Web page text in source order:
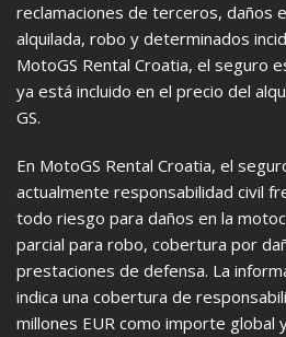
reclamaciones de terceros, daños
alquilada, robo y determinados
MotoGS Rental Croatia, el seguro
ya está incluido en el precio del
GS.
En MotoGS Rental Croatia, el
actualmente responsabilidad civil
todo riesgo para daños en la
parcial para robo, cobertura por
prestaciones de defensa. La
indica una cobertura de
millones EUR como importe global